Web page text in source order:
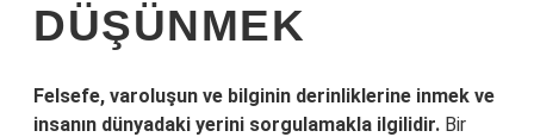
DÜŞÜNMEK
Felsefe, varoluşun ve bilginin derinliklerine inmek ve
insanın dünyadaki yerini sorgulamakla ilgilidir. Bir